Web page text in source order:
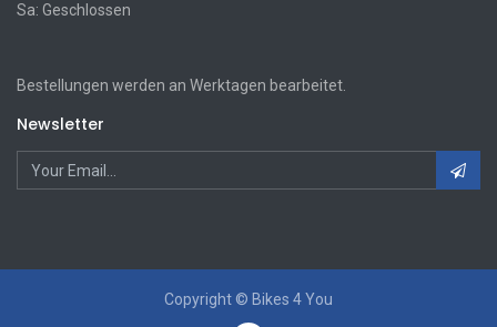
Sa: Geschlossen
Bestellungen werden an Werktagen bearbeitet.
Newsletter
Copyright © Bikes 4 You